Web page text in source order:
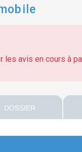
avis en cours à
DOSSIER